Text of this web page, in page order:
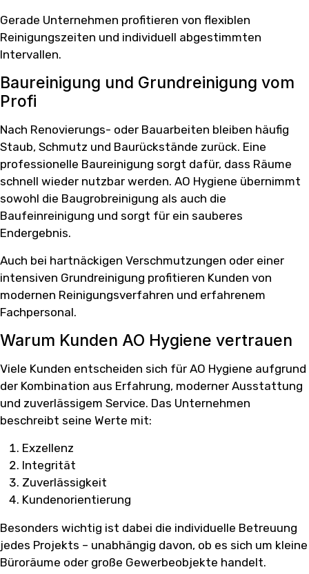
Gerade Unternehmen profitieren von flexiblen
Reinigungszeiten und individuell abgestimmten
Intervallen.
Baureinigung und Grundreinigung vom
Profi
Nach Renovierungs- oder Bauarbeiten bleiben häufig
Staub, Schmutz und Baurückstände zurück. Eine
professionelle Baureinigung sorgt dafür, dass Räume
schnell wieder nutzbar werden. AO Hygiene übernimmt
sowohl die Baugrobreinigung als auch die
Baufeinreinigung und sorgt für ein sauberes
Endergebnis.
Auch bei hartnäckigen Verschmutzungen oder einer
intensiven Grundreinigung profitieren Kunden von
modernen Reinigungsverfahren und erfahrenem
Fachpersonal.
Warum Kunden AO Hygiene vertrauen
Viele Kunden entscheiden sich für AO Hygiene aufgrund
der Kombination aus Erfahrung, moderner Ausstattung
und zuverlässigem Service. Das Unternehmen
beschreibt seine Werte mit:
Exzellenz
Integrität
Zuverlässigkeit
Kundenorientierung
Besonders wichtig ist dabei die individuelle Betreuung
jedes Projekts – unabhängig davon, ob es sich um kleine
Büroräume oder große Gewerbeobjekte handelt.